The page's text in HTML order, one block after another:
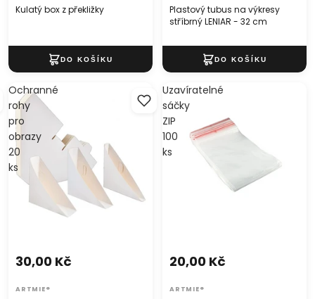
Kulatý box z překližky
Plastový tubus na výkresy
stříbrný LENIAR - 32 cm
Ochranné
rohy
pro
obrazy
20
ks
30,00 Kč
ARTMIE®
Uzavíratelné
sáčky
ZIP
100
ks
20,00 Kč
ARTMIE®